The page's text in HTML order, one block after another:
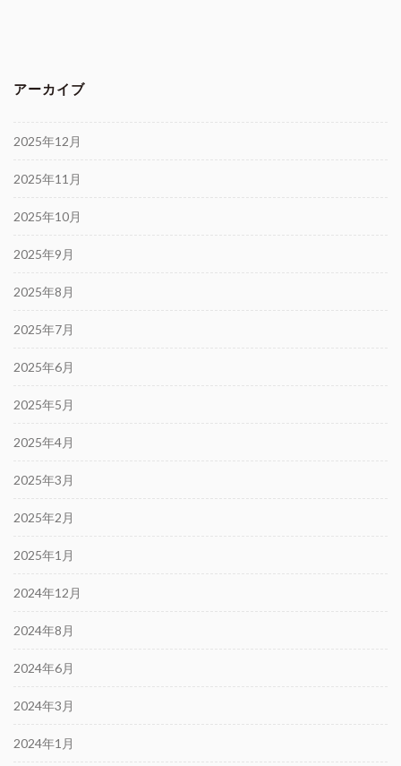
アーカイブ
2025年12月
2025年11月
2025年10月
2025年9月
2025年8月
2025年7月
2025年6月
2025年5月
2025年4月
2025年3月
2025年2月
2025年1月
2024年12月
2024年8月
2024年6月
2024年3月
2024年1月